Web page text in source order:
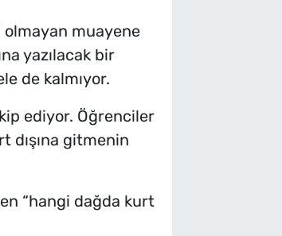
olmayan muayene
yazılacak bir
de kalmıyor.
ediyor. Öğrenciler
dışına gitmenin
“hangi dağda kurt